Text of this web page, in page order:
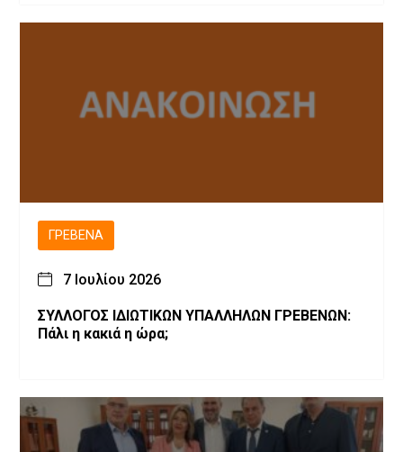
ΓΡΕΒΕΝΆ
7 Ιουλίου 2026
ΣΥΛΛΟΓΟΣ ΙΔΙΩΤΙΚΩΝ ΥΠΑΛΛΗΛΩΝ ΓΡΕΒΕΝΩΝ:
Πάλι η κακιά η ώρα;